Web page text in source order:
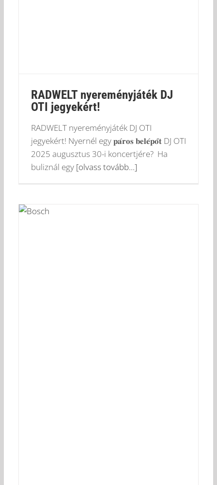
RADWELT nyereményjáték DJ
OTI jegyekért!
RADWELT nyereményjáték DJ OTI
jegyekért! Nyernél egy 𝐩𝐚́𝐫𝐨𝐬 𝐛𝐞𝐥𝐞́𝐩𝐨̋𝐭 DJ OTI
2025 augusztus 30-i koncertjére? Ha
buliznál egy [olvass tovább...]